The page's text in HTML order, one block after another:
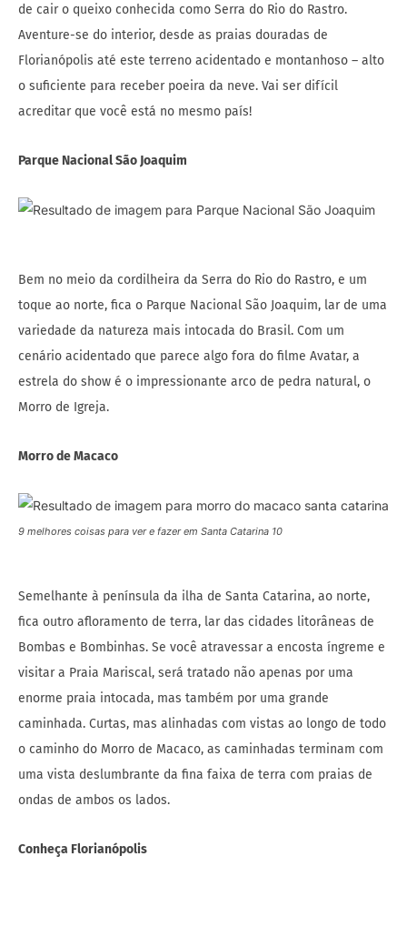
de cair o queixo conhecida como Serra do Rio do Rastro.
Aventure-se do interior, desde as praias douradas de
Florianópolis até este terreno acidentado e montanhoso – alto
o suficiente para receber poeira da neve. Vai ser difícil
acreditar que você está no mesmo país!
Parque Nacional São Joaquim
Bem no meio da cordilheira da Serra do Rio do Rastro, e um
toque ao norte, fica o Parque Nacional São Joaquim, lar de uma
variedade da natureza mais intocada do Brasil. Com um
cenário acidentado que parece algo fora do filme Avatar, a
estrela do show é o impressionante arco de pedra natural, o
Morro de Igreja.
Morro de Macaco
9 melhores coisas para ver e fazer em Santa Catarina 10
Semelhante à península da ilha de Santa Catarina, ao norte,
fica outro afloramento de terra, lar das cidades litorâneas de
Bombas e Bombinhas. Se você atravessar a encosta íngreme e
visitar a Praia Mariscal, será tratado não apenas por uma
enorme praia intocada, mas também por uma grande
caminhada. Curtas, mas alinhadas com vistas ao longo de todo
o caminho do Morro de Macaco, as caminhadas terminam com
uma vista deslumbrante da fina faixa de terra com praias de
ondas de ambos os lados.
Conheça Florianópolis